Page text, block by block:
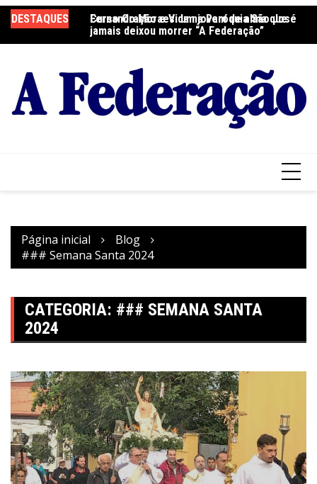
para
o
DESTAQUES
Fernando Moraes: um jovem de alma que
jamais deixou morrer “A Federação”
Curso Oração e Vida na Paróquia São José
Página inicial
Blog
### Semana Santa 2024
CATEGORIA: ### SEMANA SANTA
2024